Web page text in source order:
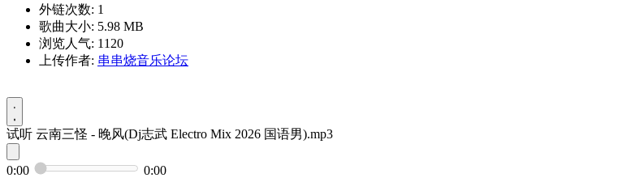
外链次数: 1
歌曲大小: 5.98 MB
浏览人气: 1120
上传作者: 串串烧音乐论坛
试听 云南三怪 - 晚风(Dj志武 Electro Mix 2026 国语男).mp3
0:00 0:00